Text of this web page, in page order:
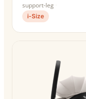
support-leg
i-Size